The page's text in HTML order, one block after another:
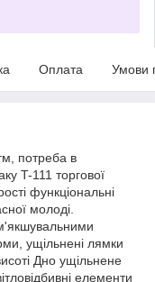
Оплата Умови
потреба в
T-111 торгової
функціональні
молоді.
ущільнені лямки
Дно ущільнене
елементи